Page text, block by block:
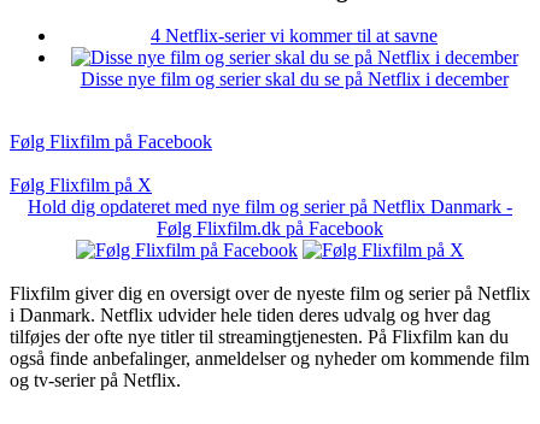
4 Netflix-serier vi kommer til at savne
Disse nye film og serier skal du se på Netflix i december
Følg Flixfilm på Facebook
Følg Flixfilm på X
Hold dig opdateret med nye film og serier på Netflix Danmark -
Følg Flixfilm.dk på Facebook
Flixfilm giver dig en oversigt over de nyeste film og serier på Netflix
i Danmark. Netflix udvider hele tiden deres udvalg og hver dag
tilføjes der ofte nye titler til streamingtjenesten. På Flixfilm kan du
også finde anbefalinger, anmeldelser og nyheder om kommende film
og tv-serier på Netflix.